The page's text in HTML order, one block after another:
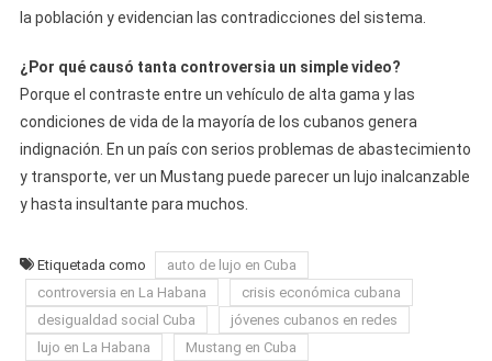
la población y evidencian las contradicciones del sistema.
¿Por qué causó tanta controversia un simple video?
Porque el contraste entre un vehículo de alta gama y las
condiciones de vida de la mayoría de los cubanos genera
indignación. En un país con serios problemas de abastecimiento
y transporte, ver un Mustang puede parecer un lujo inalcanzable
y hasta insultante para muchos.
Etiquetada como
auto de lujo en Cuba
controversia en La Habana
crisis económica cubana
desigualdad social Cuba
jóvenes cubanos en redes
lujo en La Habana
Mustang en Cuba